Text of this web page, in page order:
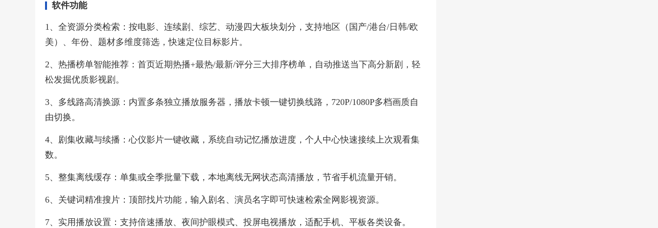
软件功能
1、全资源分类检索：按电影、连续剧、综艺、动漫四大板块划分，支持地区（国产/港台/日韩/欧
美）、年份、题材多维度筛选，快速定位目标影片。
2、热播榜单智能推荐：首页近期热播+最热/最新/评分三大排序榜单，自动推送当下高分新剧，轻
松发掘优质影视剧。
3、多线路高清换源：内置多条独立播放服务器，播放卡顿一键切换线路，720P/1080P多档画质自
由切换。
4、剧集收藏与续播：心仪影片一键收藏，系统自动记忆播放进度，个人中心快速接续上次观看集
数。
5、整集离线缓存：单集或全季批量下载，本地离线无网状态高清播放，节省手机流量开销。
6、关键词精准搜片：顶部找片功能，输入剧名、演员名字即可快速检索全网影视资源。
7、实用播放设置：支持倍速播放、夜间护眼模式、投屏电视播放，适配手机、平板各类设备。